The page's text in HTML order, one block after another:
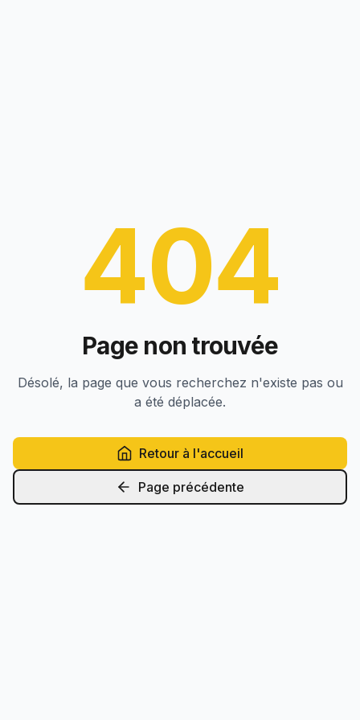
404
Page non trouvée
Désolé, la page que vous recherchez n'existe pas ou
a été déplacée.
Retour à l'accueil
Page précédente